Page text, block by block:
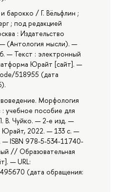
барокко / Г. Вёльфлин ;
; под редакцией
: Издательство
(Антология мысли). —
— Текст : электронный
Юрайт [сайт]. —
518955 (дата
Морфология
: учебное пособие для
В. Чуйко. — 2-е изд. —
Юрайт, 2022. — 133 с. —
— ISBN 978-5-534-11740-
// Образовательная
— URL:
(дата обращения: